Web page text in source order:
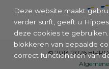
© 2013-2026
Deze website maakt
verder surft, geeft u
deze cookies te
blokkeren van bepaalde
correct functioneren van